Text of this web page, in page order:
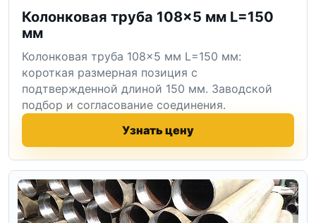
Колонковая труба 108×5 мм L=150
мм
Колонковая труба 108×5 мм L=150 мм:
короткая размерная позиция с
подтвержденной длиной 150 мм. Заводской
подбор и согласование соединения.
Узнать цену